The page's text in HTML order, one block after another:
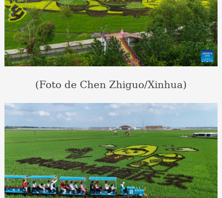
(Foto de Chen Zhiguo/Xinhua)